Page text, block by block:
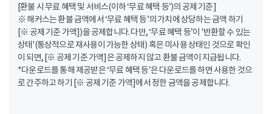
[환불 시 무료 혜택 및 서비스(이하 ‘무료 혜택 등’)의 공제 기준]
※ 해커스는 환불 금액에서 ‘무료 혜택 등’의 가치에 상당하는 금액 하기
[※ 공제 기준 가액])을 공제합니다. 다만, ‘무료 혜택 등’이 '반환할 수 있는
상태'(통상적으로 재사용이 가능한 상태) 혹은 미사용 상태인 것으로 확인
이 되면, [※ 공제 기준 가액]은 공제하지 않고 환불 금액이 지급됩니다.
*다운로드를 통해 제공받은 ‘무료 혜택 등’은 다운로드를 하면 사용한 것으
로 간주하고 하기 [※ 공제 기준 가액]에서 정한 금액을 공제합니다.